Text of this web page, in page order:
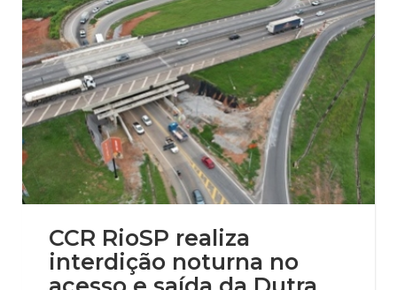
CCR RioSP realiza
interdição noturna no